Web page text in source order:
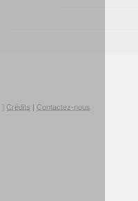
Crédits Contactez-nous